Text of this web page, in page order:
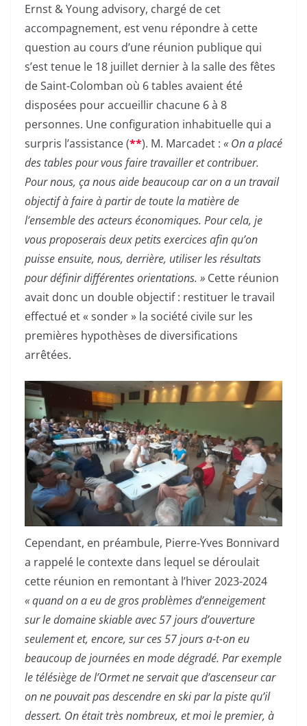
Ernst & Young advisory, chargé de cet
accompagnement, est venu répondre à cette
question au cours d’une réunion publique qui
s’est tenue le 18 juillet dernier à la salle des fêtes
de Saint-Colomban où 6 tables avaient été
disposées pour accueillir chacune 6 à 8
personnes. Une configuration inhabituelle qui a
surpris l’assistance (**). M. Marcadet : « On a placé
des tables pour vous faire travailler et contribuer.
Pour nous, ça nous aide beaucoup car on a un travail
objectif à faire à partir de toute la matière de
l’ensemble des acteurs économiques. Pour cela, je
vous proposerais deux petits exercices afin qu’on
puisse ensuite, nous, derrière, utiliser les résultats
pour définir différentes orientations. » Cette réunion
avait donc un double objectif : restituer le travail
effectué et « sonder » la société civile sur les
premières hypothèses de diversifications
arrêtées.
Cependant, en préambule, Pierre-Yves Bonnivard
a rappelé le contexte dans lequel se déroulait
cette réunion en remontant à l’hiver 2023-2024
« quand on a eu de gros problèmes d’enneigement
sur le domaine skiable avec 57 jours d’ouverture
seulement et, encore, sur ces 57 jours a-t-on eu
beaucoup de journées en mode dégradé. Par exemple
le télésiège de l’Ormet ne servait que d’ascenseur car
on ne pouvait pas descendre en ski par la piste qu’il
dessert. On était très nombreux, et moi le premier, à